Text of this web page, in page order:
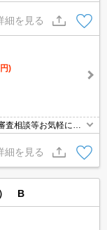
細を見る
)
査相談等お気軽にご
細を見る
） B